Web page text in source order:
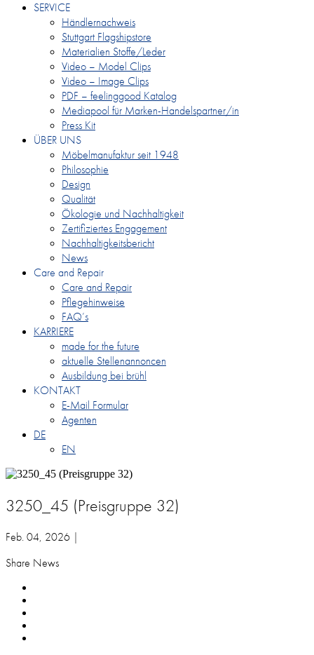
SERVICE
Händlernachweis
Stuttgart Flagshipstore
Materialien Stoffe/Leder
Video – Model Clips
Video – Image Clips
PDF – feelinggood Katalog
Mediapool für Marken-Handelspartner/in
Press Kit
ÜBER UNS
Möbelmanufaktur seit 1948
Philosophie
Design
Qualität
Ökologie und Nachhaltigkeit
Zertifiziertes Engagement
Nachhaltigkeitsbericht
News
Care and Repair
Care and Repair
Pflegehinweise
FAQ’s
KARRIERE
made for the future
aktuelle Stellenannoncen
Ausbildung bei brühl
KONTAKT
E-Mail Formular
Agenten
DE
EN
3250_45 (Preisgruppe 32)
Feb. 04, 2026 |
Share News